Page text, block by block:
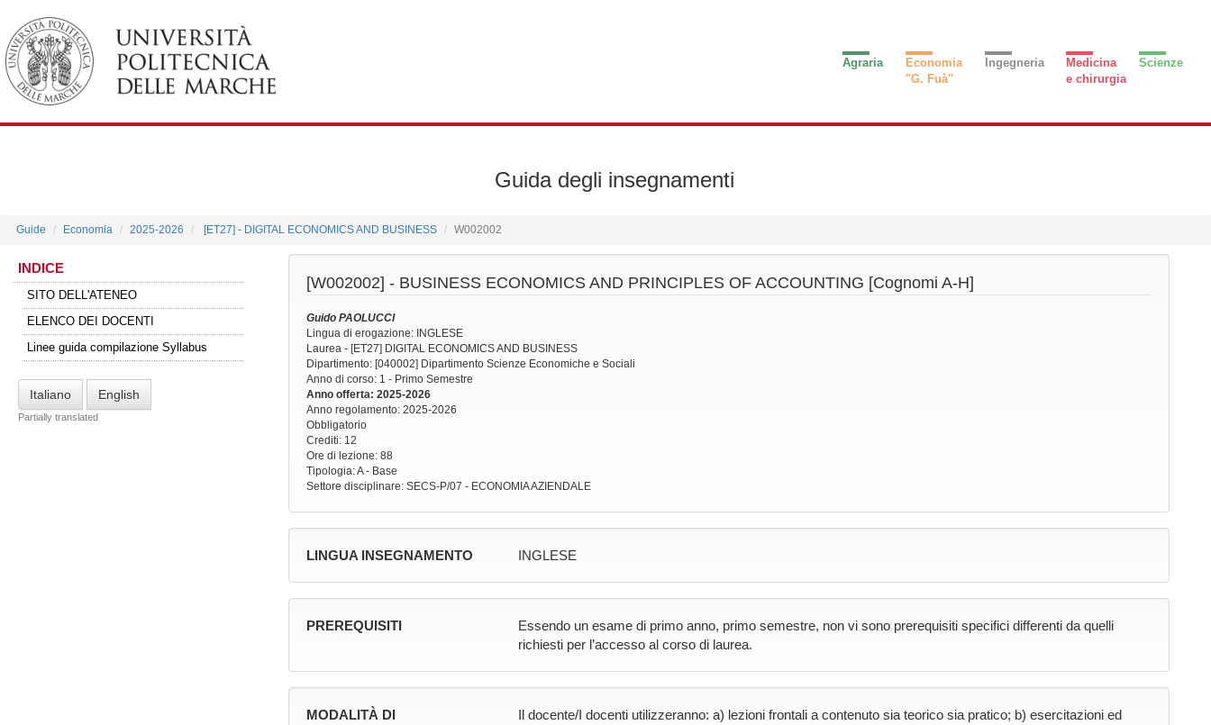
Agraria
Economia
"G. Fuà"
Ingegneria
Medicina
e chirurgia
Scienze
Guida degli insegnamenti
Guide Economia 2025-2026 [ET27] - DIGITAL ECONOMICS AND BUSINESS W002002
INDICE
SITO DELL'ATENEO
ELENCO DEI DOCENTI
Linee guida compilazione Syllabus
Italiano English
Partially translated
[W002002] - BUSINESS ECONOMICS AND PRINCIPLES OF ACCOUNTING [Cognomi A-H]
Guido PAOLUCCI
Lingua di erogazione: INGLESE
Laurea - [ET27] DIGITAL ECONOMICS AND BUSINESS
Dipartimento: [040002] Dipartimento Scienze Economiche e Sociali
Anno di corso: 1 - Primo Semestre
Anno offerta: 2025-2026
Anno regolamento: 2025-2026
Obbligatorio
Crediti: 12
Ore di lezione: 88
Tipologia: A - Base
Settore disciplinare: SECS-P/07 - ECONOMIA AZIENDALE
LINGUA INSEGNAMENTO INGLESE
PREREQUISITI
Essendo un esame di primo anno, primo semestre, non vi sono prerequisiti specifici differenti da quelli
richiesti per l’accesso al corso di laurea.
MODALITÀ DI
Il docente/I docenti utilizzeranno: a) lezioni frontali a contenuto sia teorico sia pratico; b) esercitazioni ed